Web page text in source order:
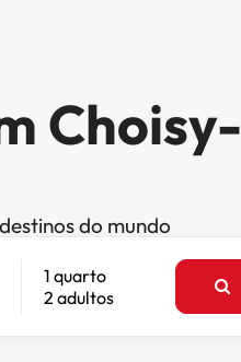
Choisy-
do mundo
1 quarto
2 adultos